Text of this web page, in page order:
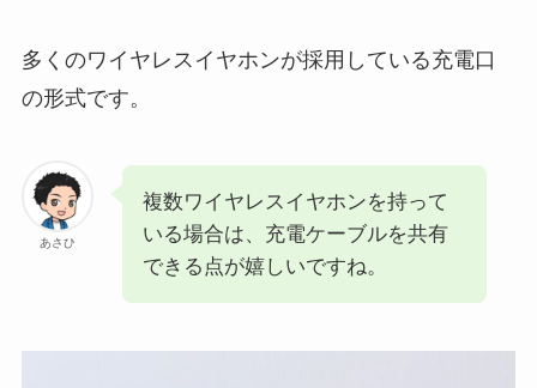
多くのワイヤレスイヤホンが採用している充電口
の形式です。
あさひ
複数ワイヤレスイヤホンを持って
いる場合は、充電ケーブルを共有
できる点が嬉しいですね。